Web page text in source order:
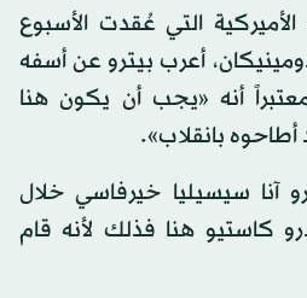
الأميركية التي عُقدت الأسبوع
أعرب بيترو عن أسفه
أنه «يجب أن يكون هنا
بانقلاب».
آنا سيسيليا خيرفاسي خلال
كاستيو هنا فذلك لأنه قام